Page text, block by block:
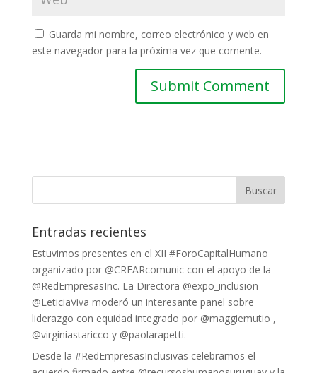
Guarda mi nombre, correo electrónico y web en
este navegador para la próxima vez que comente.
Entradas recientes
Estuvimos presentes en el XII #ForoCapitalHumano
organizado por @CREARcomunic con el apoyo de la
@RedEmpresasInc. La Directora @expo_inclusion
@LeticiaViva moderó un interesante panel sobre
liderazgo con equidad integrado por @maggiemutio ,
@virginiastaricco y @paolarapetti.
Desde la #RedEmpresasInclusivas celebramos el